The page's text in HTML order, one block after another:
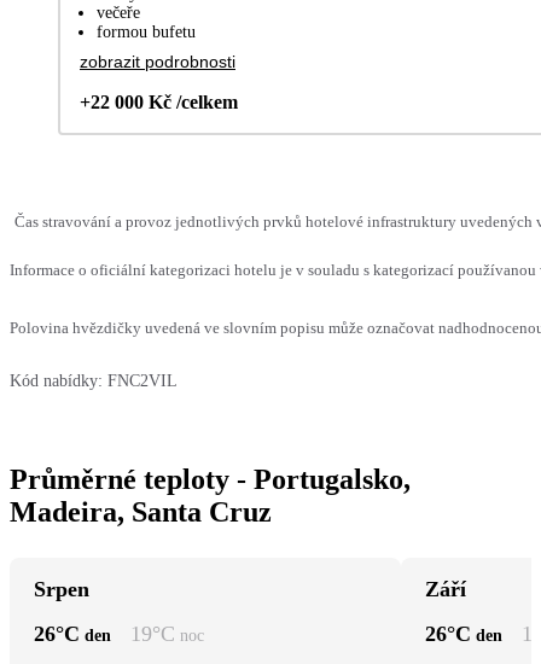
večeře
formou bufetu
zobrazit podrobnosti
+22 000 Kč /celkem
Čas stravování a provoz jednotlivých prvků hotelové infrastruktury uvedených
Informace o oficiální kategorizaci hotelu je v souladu s kategorizací
Polovina hvězdičky uvedená ve slovním popisu může označovat
Kód nabídky: FNC2VIL
Průměrné teploty - Portugalsko,
Madeira, Santa Cruz
Srpen
26°C den 19°C noc
Září
26°C den